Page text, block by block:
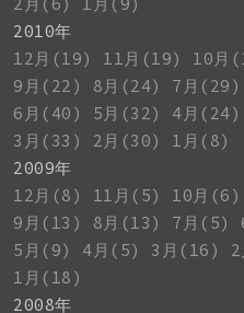
2010年
12月(19)
11月(19)
10月
9月(22)
8月(24)
7月(29)
6月(40)
5月(32)
4月(24)
3月(33)
2月(30)
1月(8)
2009年
12月(8)
11月(5)
10月(6)
9月(13)
8月(13) 7月(5)
5月(9)
4月(5) 3月(16)
1月(18)
2008年